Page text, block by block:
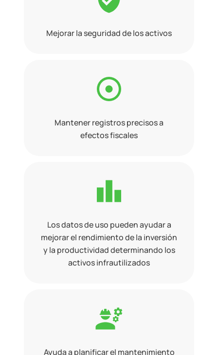
Mejorar la seguridad de los activos
Mantener registros precisos a
efectos fiscales
Los datos de uso pueden ayudar a
mejorar el rendimiento de la inversión
y la productividad determinando los
activos infrautilizados
Ayuda a planificar el mantenimiento